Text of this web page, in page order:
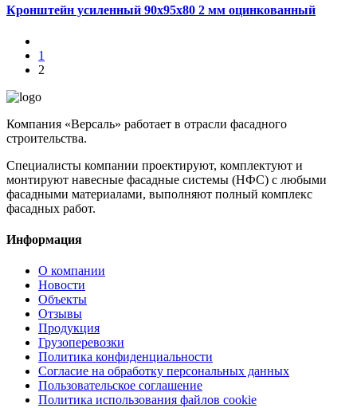
Кронштейн усиленный 90x95x80 2 мм оцинкованный
1
2
Компания «Версаль» работает в отрасли фасадного
строительства.
Специалисты компании проектируют, комплектуют и
монтируют навесные фасадные системы (НФС) с любыми
фасадными материалами, выполняют полный комплекс
фасадных работ.
Информация
О компании
Новости
Объекты
Отзывы
Продукция
Грузоперевозки
Политика конфиденциальности
Согласие на обработку персональных данных
Пользовательское соглашение
Политика использования файлов cookie